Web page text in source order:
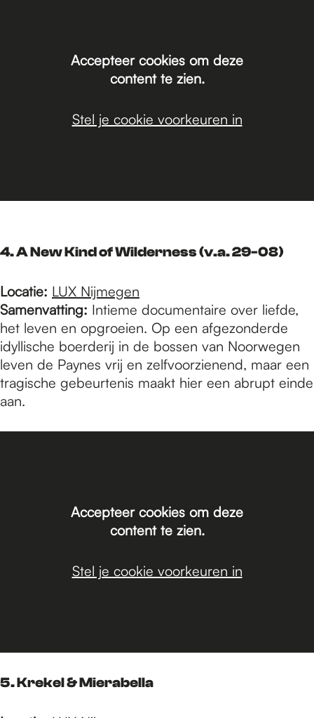
Accepteer cookies om deze
content te zien.
Stel je cookie voorkeuren in
4. A New Kind of Wilderness (v.a. 29-08)
Locatie: LUX Nijmegen
Samenvatting: Intieme documentaire over liefde,
het leven en opgroeien. Op een afgezonderde
idyllische boerderij in de bossen van Noorwegen
leven de Paynes vrij en zelfvoorzienend, maar een
tragische gebeurtenis maakt hier een abrupt einde
aan.
Accepteer cookies om deze
content te zien.
Stel je cookie voorkeuren in
5. Krekel & Mierabella